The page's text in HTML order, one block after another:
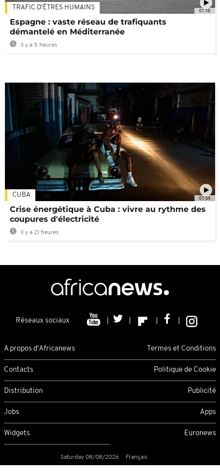
01:18
TRAFIC D'ÊTRES HUMAINS
Espagne : vaste réseau de trafiquants
démantelé en Méditerranée
Il y a 5 heures
01:54
CUBA
Crise énergétique à Cuba : vivre au rythme des
coupures d'électricité
Il y a 21 heures
Réseaux sociaux
A propos d'Africanews Termes et Conditions
Contacts Politique de Cookie
Distribution Publicité
Jobs Apps
Widgets Euronews
Saturday 08/08/2026